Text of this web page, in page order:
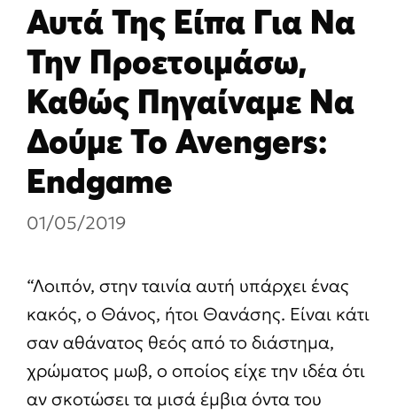
Αυτά Της Είπα Για Να
Την Προετοιμάσω,
Καθώς Πηγαίναμε Να
Δούμε Το Avengers:
Endgame
01/05/2019
“Λοιπόν, στην ταινία αυτή υπάρχει ένας
κακός, ο Θάνος, ήτοι Θανάσης. Είναι κάτι
σαν αθάνατος θεός από το διάστημα,
χρώματος μωβ, ο οποίος είχε την ιδέα ότι
αν σκοτώσει τα μισά έμβια όντα του